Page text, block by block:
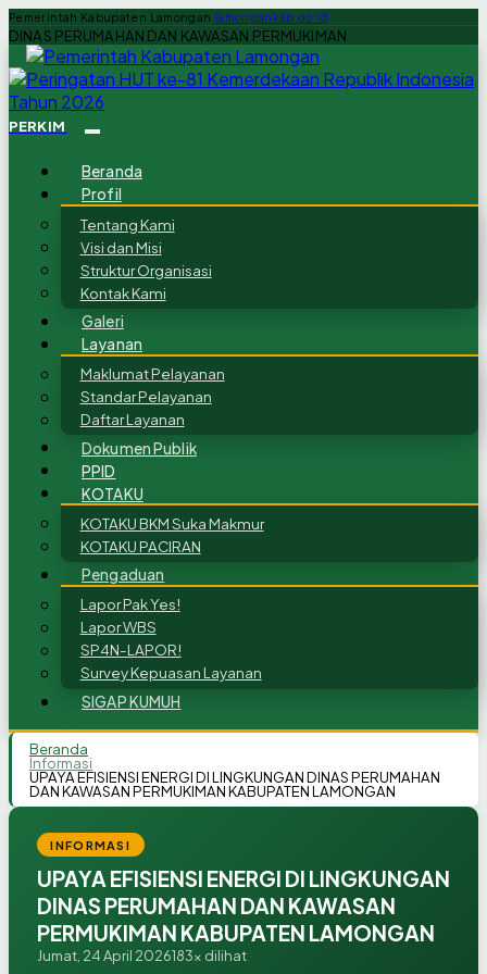
Pemerintah Kabupaten Lamongan lamongankab.go.id
DINAS PERUMAHAN DAN KAWASAN PERMUKIMAN
PERKIM
Beranda
Profil
Tentang Kami
Visi dan Misi
Struktur Organisasi
Kontak Kami
Galeri
Layanan
Maklumat Pelayanan
Standar Pelayanan
Daftar Layanan
Dokumen Publik
PPID
KOTAKU
KOTAKU BKM Suka Makmur
KOTAKU PACIRAN
Pengaduan
Lapor Pak Yes!
Lapor WBS
SP4N-LAPOR!
Survey Kepuasan Layanan
SIGAP KUMUH
Beranda
Informasi
UPAYA EFISIENSI ENERGI DI LINGKUNGAN DINAS PERUMAHAN
DAN KAWASAN PERMUKIMAN KABUPATEN LAMONGAN
INFORMASI
UPAYA EFISIENSI ENERGI DI LINGKUNGAN
DINAS PERUMAHAN DAN KAWASAN
PERMUKIMAN KABUPATEN LAMONGAN
Jumat, 24 April 2026183x dilihat